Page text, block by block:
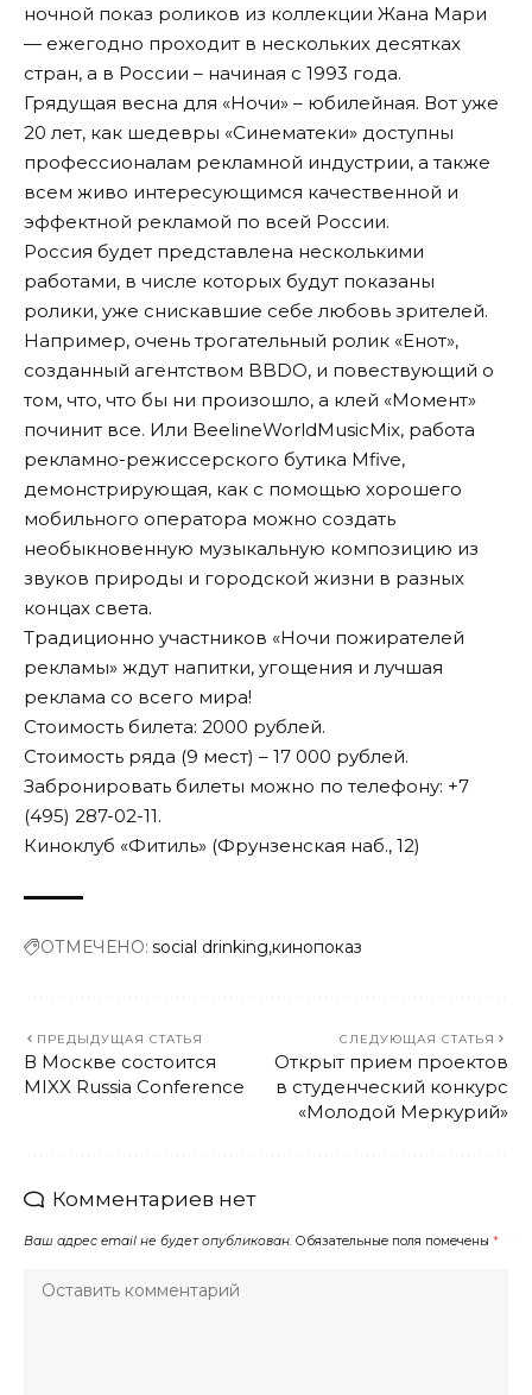
ночной показ роликов из коллекции Жана Мари
— ежегодно проходит в нескольких десятках
стран, а в России – начиная с 1993 года.
Грядущая весна для «Ночи» – юбилейная. Вот уже
20 лет, как шедевры «Синематеки» доступны
профессионалам рекламной индустрии, а также
всем живо интересующимся качественной и
эффектной рекламой по всей России.
Россия будет представлена несколькими
работами, в числе которых будут показаны
ролики, уже снискавшие себе любовь зрителей.
Например, очень трогательный ролик «Енот»,
созданный агентством BBDO, и повествующий о
том, что, что бы ни произошло, а клей «Момент»
починит все. Или BeelineWorldMusicMix, работа
рекламно-режиссерского бутика Mfive,
демонстрирующая, как с помощью хорошего
мобильного оператора можно создать
необыкновенную музыкальную композицию из
звуков природы и городской жизни в разных
концах света.
Традиционно участников «Ночи пожирателей
рекламы» ждут напитки, угощения и лучшая
реклама со всего мира!
Стоимость билета: 2000 рублей.
Стоимость ряда (9 мест) – 17 000 рублей.
Забронировать билеты можно по телефону: +7
(495) 287-02-11.
Киноклуб «Фитиль» (Фрунзенская наб., 12)
ОТМЕЧЕНО: social drinking кинопоказ
ПРЕДЫДУЩАЯ СТАТЬЯ
В Москве состоится
MIXX Russia Conference
СЛЕДУЮЩАЯ СТАТЬЯ
Открыт прием проектов
в студенческий конкурс
«Молодой Меркурий»
Комментариев нет
Ваш адрес email не будет опубликован. Обязательные поля помечены *